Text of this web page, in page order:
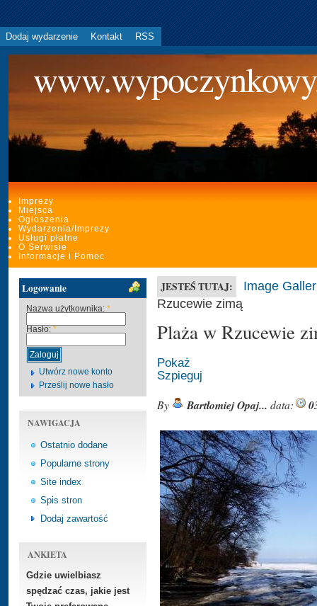
Dodaj wydarzenie Kontakt RSS
Imprezy
Miejsca
Ogłoszenia
Wydarzenia/Imprezy
Usługi płatne
O Serwisie
Informacje i Pomoc
Logowanie
Nazwa użytkownika: *
Hasło: *
Utwórz nowe konto
Prześlij nowe hasło
NAWIGACJA
Ostatnio dodane
Popularne strony
Site index
Spis stron
Dodaj zawartość
ANKIETA
Gdzie uwielbiasz
spędzać czas, jakie jest
JESTEŚ TUTAJ:
Image
Rzucewie zimą
Plaża w Rzucewie
Pokaż
Szpieguj
By Bartłomiej Opaj... data: